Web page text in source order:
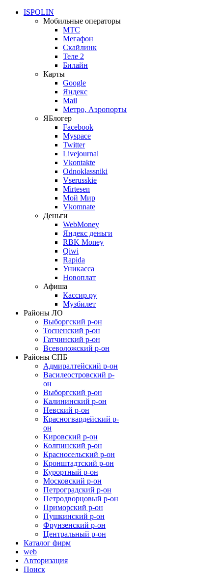
ISPOLIN
Мобильные операторы
МТС
Мегафон
Скайлинк
Теле 2
Билайн
Карты
Google
Яндекс
Mail
Метро, Аэропорты
ЯБлогер
Facebook
Myspace
Twitter
Livejournal
Vkontakte
Odnoklassniki
Vserusskie
Mirtesen
Мой Мир
Vkomnate
Деньги
WebMoney
Яндекс деньги
RBK Money
Qiwi
Rapida
Уникасса
Новоплат
Афиша
Кассир.ру
Музбилет
Районы ЛО
Выборгский р-он
Тосненский р-он
Гатчинский р-он
Всеволожский р-он
Районы СПБ
Адмиралтейский р-он
Василеостровский р-
он
Выборгский р-он
Калининский р-он
Невский р-он
Красногвардейский р-
он
Кировский р-он
Колпинский р-он
Красносельский р-он
Кронштадтский р-он
Курортный р-он
Московский р-он
Петроградский р-он
Петродворцовый р-он
Приморский р-он
Пушкинский р-он
Фрунзенский р-он
Центральный р-он
Каталог фирм
web
Авторизация
Поиск